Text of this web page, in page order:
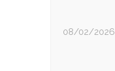
08/02/2026